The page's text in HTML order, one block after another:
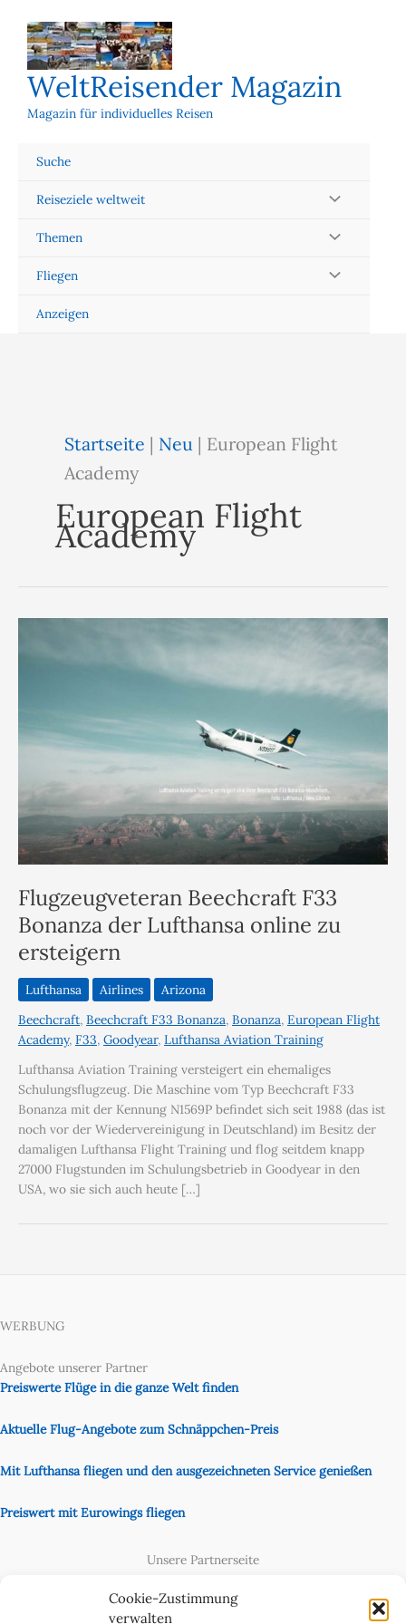
Cookie-Zustimmung
verwalten
Inhalt
springen
WeltReisender Magazin
Magazin für individuelles Reisen
Suche
Reiseziele weltweit
Themen
Fliegen
Anzeigen
Startseite | Neu | European Flight
Academy
European Flight
Academy
Flugzeugveteran Beechcraft F33
Bonanza der Lufthansa online zu
ersteigern
Lufthansa Airlines
Arizona
Beechcraft, Beechcraft F33 Bonanza, Bonanza, European Flight
Academy, F33, Goodyear, Lufthansa Aviation Training
Lufthansa Aviation Training versteigert ein ehemaliges
Schulungsflugzeug. Die Maschine vom Typ Beechcraft F33
Bonanza mit der Kennung N1569P befindet sich seit 1988 (das ist
noch vor der Wiedervereinigung in Deutschland) im Besitz der
damaligen Lufthansa Flight Training und flog seitdem knapp
27000 Flugstunden im Schulungsbetrieb in Goodyear in den
USA, wo sie sich auch heute […]
WERBUNG
Angebote unserer Partner
Preiswerte Flüge in die ganze Welt finden
Aktuelle Flug-Angebote zum Schnäppchen-Preis
Mit Lufthansa fliegen und den ausgezeichneten Service genießen
Preiswert mit Eurowings fliegen
Unsere Partnerseite